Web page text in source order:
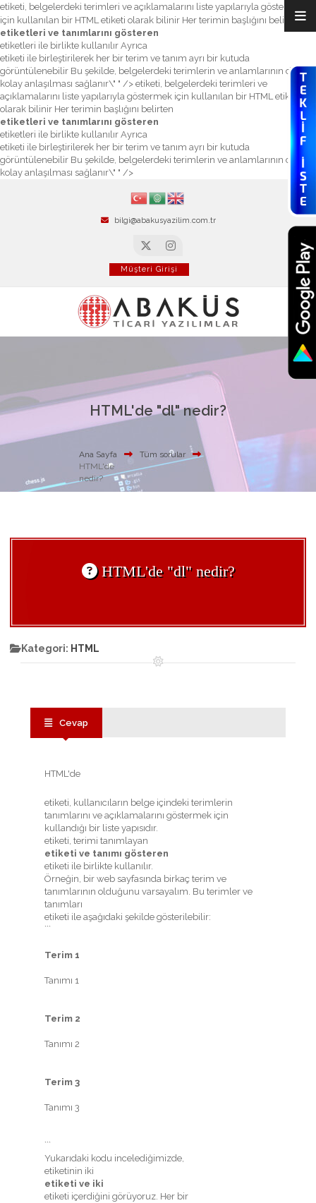
etiketi, belgelerdeki terimleri ve açıklamalarını liste yapılarıyla göstermek
için kullanılan bir HTML etiketi olarak bilinir Her terimin başlığını belirten
etiketleri ve tanımlarını gösteren
etiketleri ile birlikte kullanılır Ayrıca
etiketi ile birleştirilerek her bir terim ve tanım ayrı bir kutuda
görüntülenebilir Bu şekilde, belgelerdeki terimlerin ve anlamlarının daha
kolay anlaşılması sağlanır\" " /> etiketi, belgelerdeki terimleri ve
açıklamalarını liste yapılarıyla göstermek için kullanılan bir HTML etiketi
olarak bilinir Her terimin başlığını belirten
etiketleri ve tanımlarını gösteren
etiketleri ile birlikte kullanılır Ayrıca
etiketi ile birleştirilerek her bir terim ve tanım ayrı bir kutuda
görüntülenebilir Bu şekilde, belgelerdeki terimlerin ve anlamlarının daha
kolay anlaşılması sağlanır\" " />
bilgi@abakusyazilim.com.tr
Müşteri Girişi
HTML'de "dl" nedir?
Ana Sayfa
Tüm sorular
HTML'de
nedir?
HTML'de "dl" nedir?
Kategori: HTML
Cevap
HTML'de
etiketi, kullanıcıların belge içindeki terimlerin
tanımlarını ve açıklamalarını göstermek için
kullandığı bir liste yapısıdır.
etiketi, terimi tanımlayan
etiketi ve tanımı gösteren
etiketi ile birlikte kullanılır.
Örneğin, bir web sayfasında birkaç terim ve
tanımlarının olduğunu varsayalım. Bu terimler ve
tanımları
etiketi ile aşağıdaki şekilde gösterilebilir:
```
Terim 1
Tanımı 1
Terim 2
Tanımı 2
Terim 3
Tanımı 3
```
Yukarıdaki kodu incelediğimizde,
etiketinin iki
etiketi ve iki
etiketi içerdiğini görüyoruz. Her bir